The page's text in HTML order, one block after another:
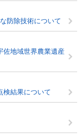
防除技術について
佐地域世界農業遺産
検結果について